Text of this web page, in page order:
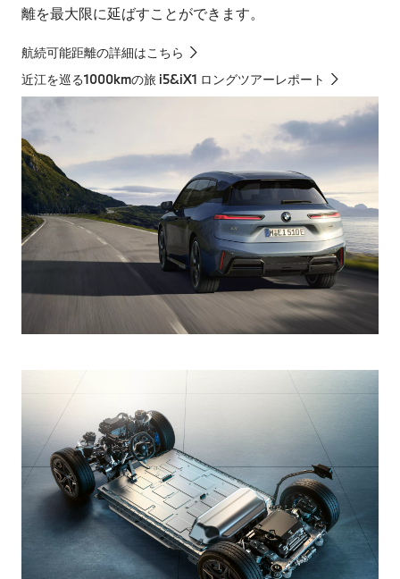
離を最大限に延ばすことができます。
航続可能距離の詳細はこちら
近江を巡る1000kmの旅 i5&iX1 ロングツアーレポート